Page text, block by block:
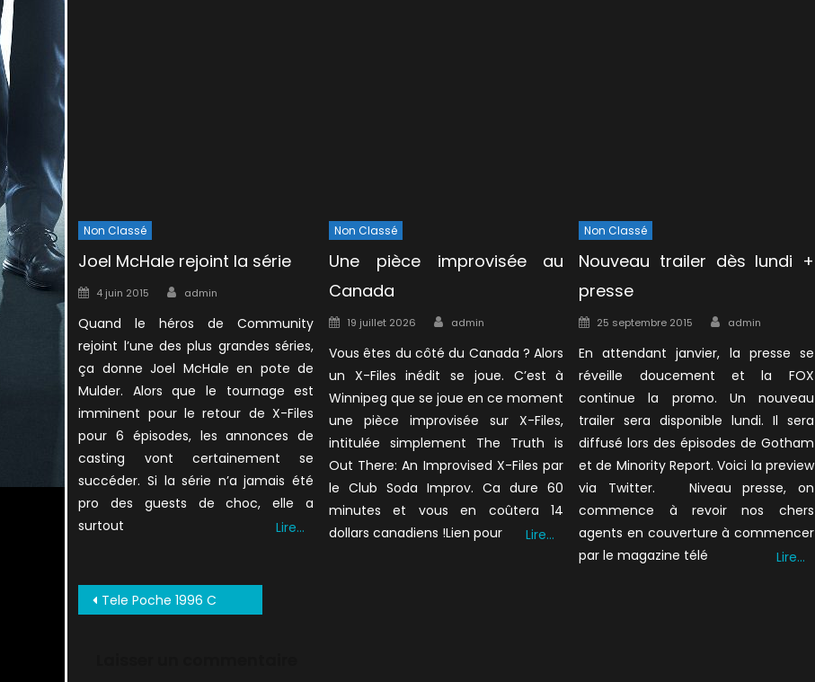
Non Classé
Joel McHale rejoint la série
Posted
4 juin 2015 Author
admin
Quand le héros de Community
rejoint l’une des plus grandes séries,
ça donne Joel McHale en pote de
Mulder. Alors que le tournage est
imminent pour le retour de X-Files
pour 6 épisodes, les annonces de
casting vont certainement se
succéder. Si la série n’a jamais été
pro des guests de choc, elle a
surtout
Lire…
Non Classé
Une pièce improvisée au
Canada
Posted
19 juillet 2026 Author
admin
Vous êtes du côté du Canada ? Alors
un X-Files inédit se joue. C’est à
Winnipeg que se joue en ce moment
une pièce improvisée sur X-Files,
intitulée simplement The Truth is
Out There: An Improvised X-Files par
le Club Soda Improv. Ca dure 60
minutes et vous en coûtera 14
dollars canadiens !Lien pour
Lire…
Non Classé
Nouveau trailer dès lundi +
presse
Posted
25 septembre 2015 Author
admin
En attendant janvier, la presse se
réveille doucement et la FOX
continue la promo. Un nouveau
trailer sera disponible lundi. Il sera
diffusé lors des épisodes de Gotham
et de Minority Report. Voici la preview
via Twitter. Niveau presse, on
commence à revoir nos chers
agents en couverture à commencer
par le magazine télé
Lire…
Navigation
Tele Poche 1996 C